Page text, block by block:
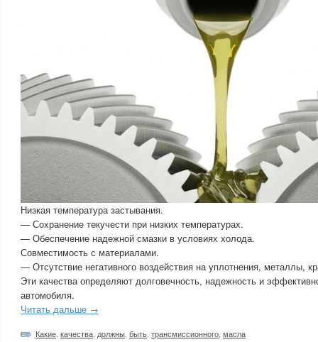
Низкая температура застывания.
— Сохранение текучести при низких температурах.
— Обеспечение надежной смазки в условиях холода.
Совместимость с материалами.
— Отсутствие негативного воздействия на уплотнения, металлы,
Эти качества определяют долговечность, надежность и
автомобиля.
Читать дальше →
Какие качества должны быть трансмиссионного масла